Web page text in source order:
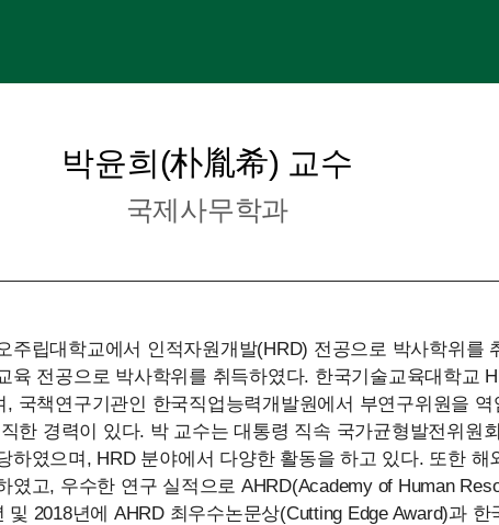
박윤희(朴胤希) 교수
국제사무학과
주립대학교에서 인적자원개발(HRD) 전공으로 박사학위를
육 전공으로 박사학위를 취득하였다. 한국기술교육대학교
국책연구기관인 한국직업능력개발원에서 부연구위원을 역
한 경력이 있다. 박 교수는 대통령 직속 국가균형발전위원
하였으며, HRD 분야에서 다양한 활동을 하고 있다. 또한 해
였고, 우수한 연구 실적으로 AHRD(Academy of Human
및 2018년에 AHRD 최우수논문상(Cutting Edge Award)과 한